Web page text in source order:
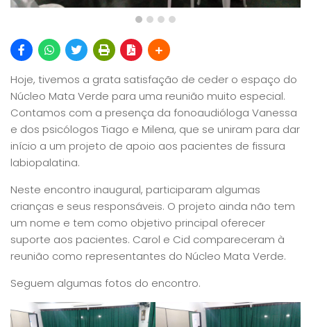
Hoje, tivemos a grata satisfação de ceder o espaço do
Núcleo Mata Verde para uma reunião muito especial.
Contamos com a presença da fonoaudióloga Vanessa
e dos psicólogos Tiago e Milena, que se uniram para dar
início a um projeto de apoio aos pacientes de fissura
labiopalatina.
Neste encontro inaugural, participaram algumas
crianças e seus responsáveis. O projeto ainda não tem
um nome e tem como objetivo principal oferecer
suporte aos pacientes. Carol e Cid compareceram à
reunião como representantes do Núcleo Mata Verde.
Seguem algumas fotos do encontro.